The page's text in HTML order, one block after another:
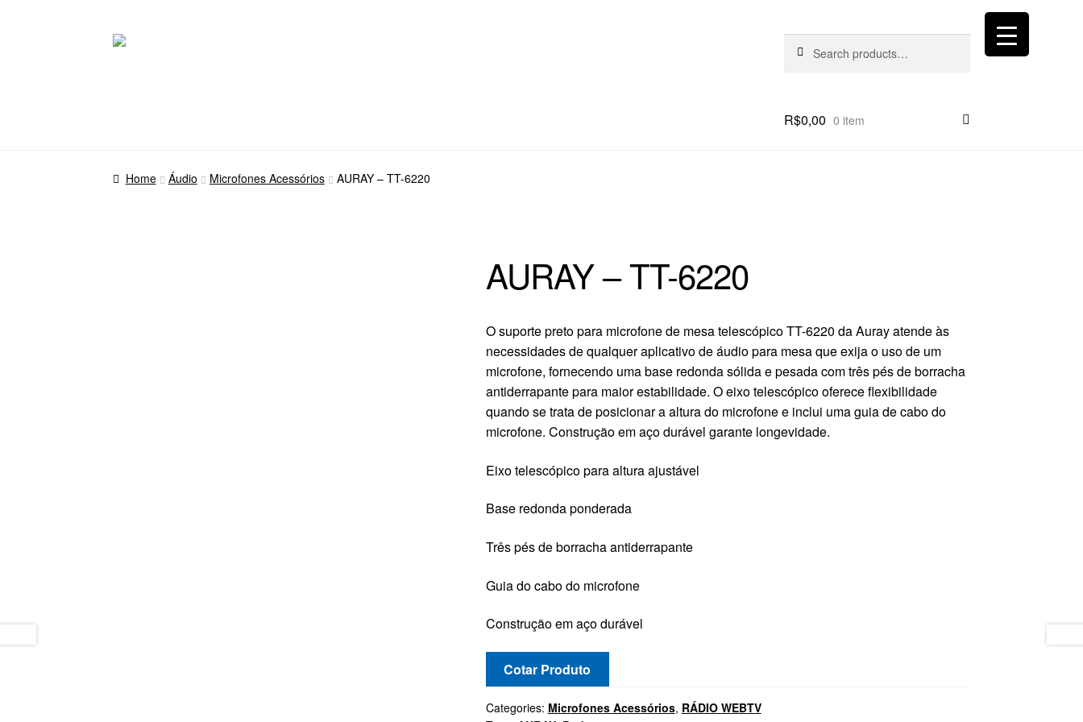
Pular
Pular
for:
R$0,00 0 item
Home Áudio Microfones Acessórios AURAY – TT-6220
AURAY – TT-6220
O suporte preto para microfone de mesa telescópico TT-6220 da Auray atende às
necessidades de qualquer aplicativo de áudio para mesa que exija o uso de um
microfone, fornecendo uma base redonda sólida e pesada com três pés de borracha
antiderrapante para maior estabilidade. O eixo telescópico oferece flexibilidade
quando se trata de posicionar a altura do microfone e inclui uma guia de cabo do
microfone. Construção em aço durável garante longevidade.
Eixo telescópico para altura ajustável
Base redonda ponderada
Três pés de borracha antiderrapante
Guia do cabo do microfone
Construção em aço durável
Cotar Produto
Categories: Microfones Acessórios, RÁDIO WEBTV